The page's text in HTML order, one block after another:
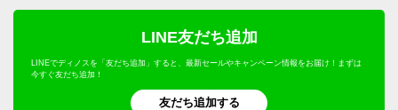
LINE友だち追加
LINEでディノスを「友だち追加」すると、最新セールやキャンペーン情報をお届け！まずは
今すぐ友だち追加！
友だち追加する